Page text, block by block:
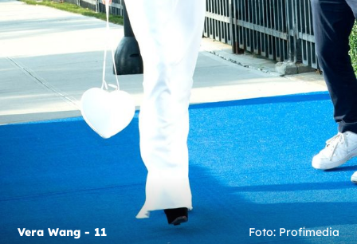
Vera Wang - 11 Foto: Profimedia